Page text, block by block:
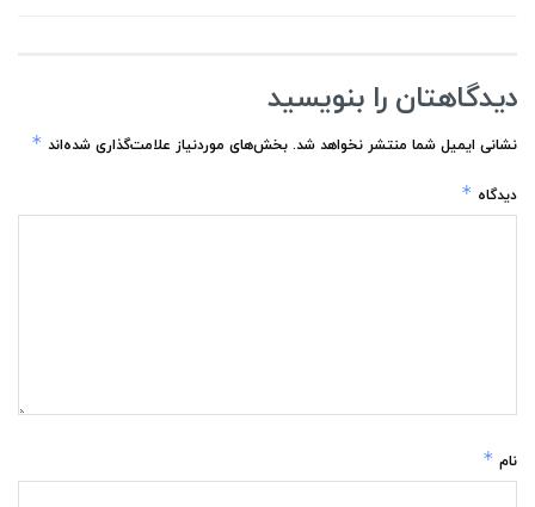
دیدگاهتان را بنویسید
نشانی ایمیل شما منتشر نخواهد شد. بخش‌های موردنیاز علامت‌گذاری شده‌اند *
دیدگاه *
نام *